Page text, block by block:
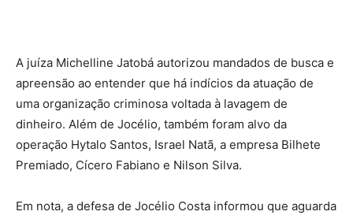
A juíza Michelline Jatobá autorizou mandados de busca e
apreensão ao entender que há indícios da atuação de
uma organização criminosa voltada à lavagem de
dinheiro. Além de Jocélio, também foram alvo da
operação Hytalo Santos, Israel Natã, a empresa Bilhete
Premiado, Cícero Fabiano e Nilson Silva.
Em nota, a defesa de Jocélio Costa informou que aguarda